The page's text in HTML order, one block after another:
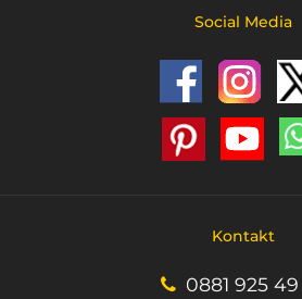
Social Media
Kontakt
0881 925 49